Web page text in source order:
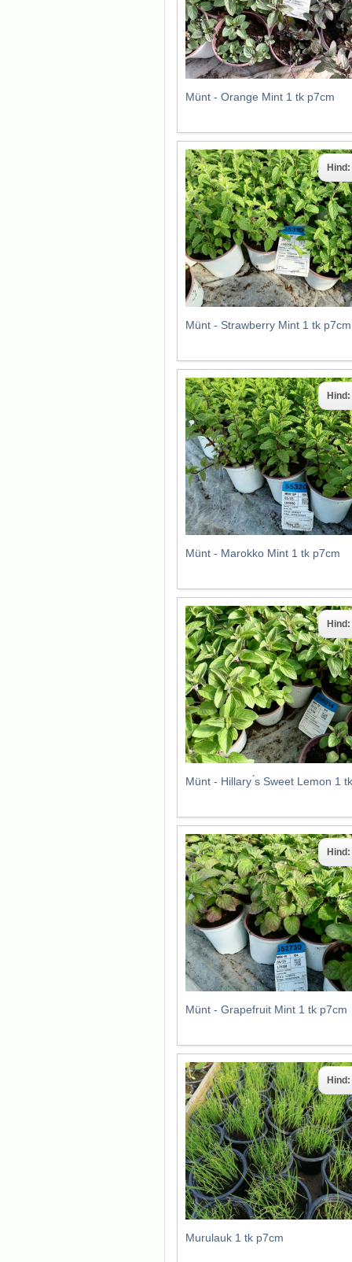
Münt - Orange Mint 1 tk p7cm
Münt - Strawberry Mint 1 tk p7cm
Hind:
Münt - Marokko Mint 1 tk p7cm
Hind:
Münt - Hillary ́s Sweet Lemon 1
Hind:
Münt - Grapefruit Mint 1 tk p7cm
Hind:
Murulauk 1 tk p7cm
Hind: